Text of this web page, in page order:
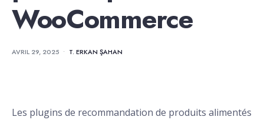
WooCommerce
AVRIL 29, 2025 • T. ERKAN ŞAHAN
Les plugins de recommandation de produits alimentés